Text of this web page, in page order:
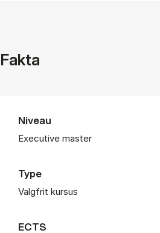
Fakta
Niveau
Executive master
Type
Valgfrit kursus
ECTS